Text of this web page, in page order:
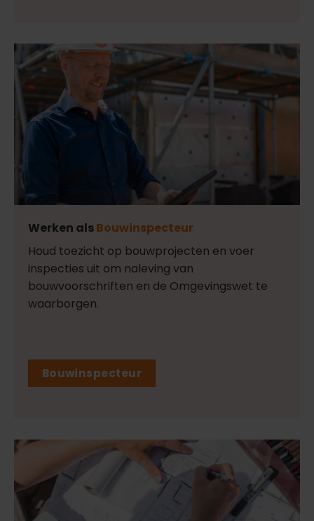
Werken alsBouwinspecteur
Houd toezicht op bouwprojecten en voer
inspecties uit om naleving van
bouwvoorschriften en de Omgevingswet te
waarborgen.
Bouwinspecteur